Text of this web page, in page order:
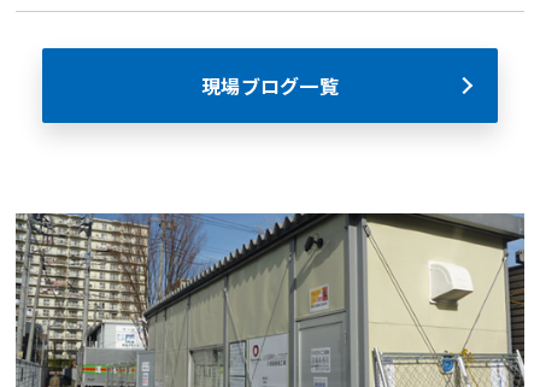
現場ブログ一覧